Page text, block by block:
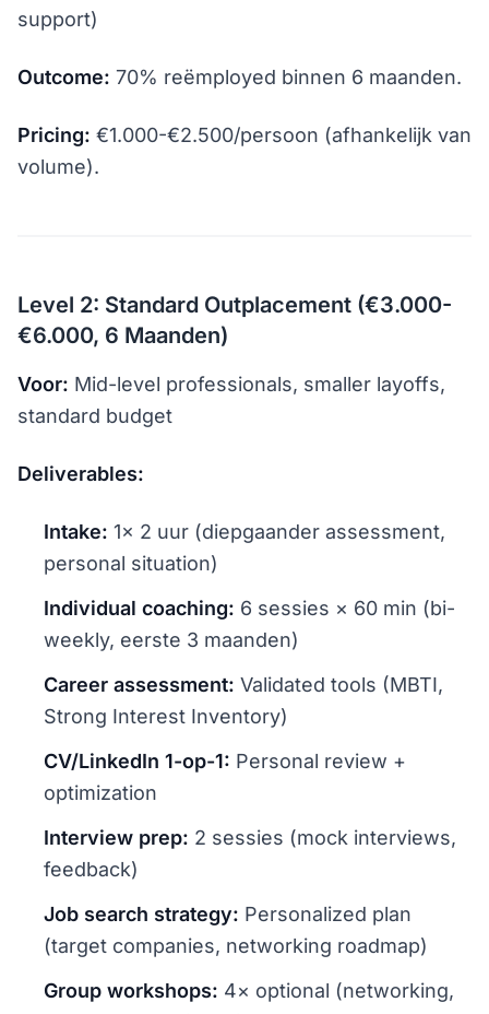
support)
Outcome: 70% reëmployed binnen 6 maanden.
Pricing: €1.000-€2.500/persoon (afhankelijk van
volume).
Level 2: Standard Outplacement (€3.000-
€6.000, 6 Maanden)
Voor: Mid-level professionals, smaller layoffs,
standard budget
Deliverables:
Intake: 1× 2 uur (diepgaander assessment,
personal situation)
Individual coaching: 6 sessies × 60 min (bi-
weekly, eerste 3 maanden)
Career assessment: Validated tools (MBTI,
Strong Interest Inventory)
CV/LinkedIn 1-op-1: Personal review +
optimization
Interview prep: 2 sessies (mock interviews,
feedback)
Job search strategy: Personalized plan
(target companies, networking roadmap)
Group workshops: 4× optional (networking,